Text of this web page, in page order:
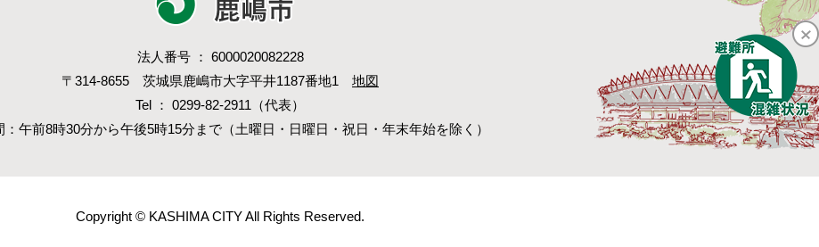
法人番号 ： 6000020082228
〒314-8655 茨城県鹿嶋市大字平井1187番地1 地図
Tel ： 0299-82-2911（代表）
：午前8時30分から午後5時15分まで（土曜日・日曜日・祝日・年末年始を除く）
Copyright © KASHIMA CITY All Rights Reserved.